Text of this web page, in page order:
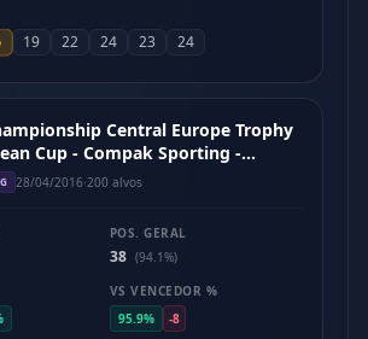
19 22 24 23 24
Central Europe Trophy
Cup - Compak Sporting -
2016)
28/04/2016·200 alvos
POS. GERAL
38 (94.1%)
VS VENCEDOR %
95.9%
-8